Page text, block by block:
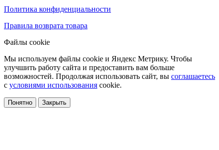
Политика конфиденциальности
Правила возврата товара
Файлы cookie
Мы используем файлы cookie и Яндекс Метрику. Чтобы
улучшить работу сайта и предоставить вам больше
возможностей. Продолжая использовать сайт, вы соглашаетесь
с условиями использования cookie.
Понятно Закрыть